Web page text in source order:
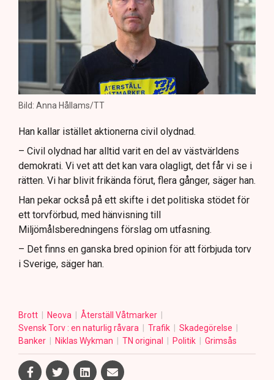
Bild: Anna Hållams/TT
Han kallar istället aktionerna civil olydnad.
– Civil olydnad har alltid varit en del av västvärldens
demokrati. Vi vet att det kan vara olagligt, det får vi se i
rätten. Vi har blivit frikända förut, flera gånger, säger han.
Han pekar också på ett skifte i det politiska stödet för
ett torvförbud, med hänvisning till
Miljömålsberedningens förslag om utfasning.
– Det finns en ganska bred opinion för att förbjuda torv
i Sverige, säger han.
Brott Neova
Återställ Våtmarker
Svensk Torv : en naturlig råvara
Trafik
Skadegörelse
Banker
Niklas Wykman TN original Politik Grimsås